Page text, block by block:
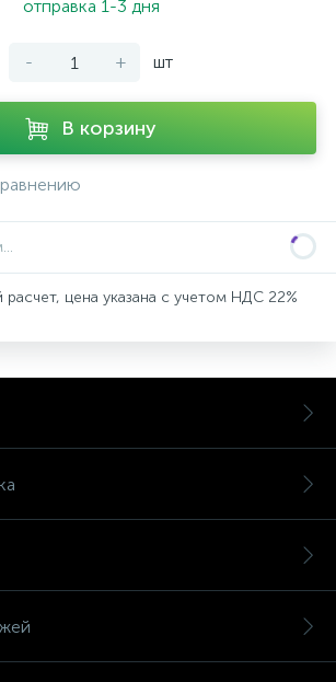
отправка 1-3 дня
- + шт
В корзину
расчет, цена указана с учетом НДС 22%